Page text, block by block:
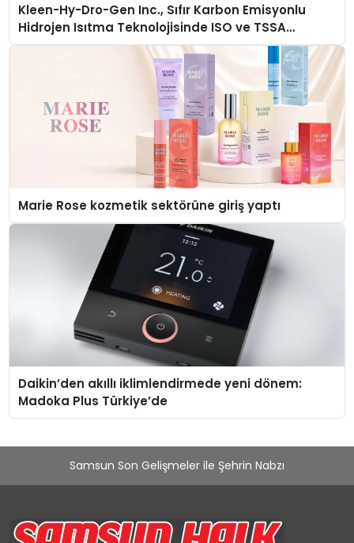
Kleen-Hy-Dro-Gen Inc., Sıfır Karbon Emisyonlu
Hidrojen Isıtma Teknolojisinde ISO ve TSSA
Düzenleyici Onaylarını Aldı
Marie Rose kozmetik sektörüne giriş yaptı
Daikin’den akıllı iklimlendirmede yeni dönem:
Madoka Plus Türkiye’de
Samsun Son Gelişmeler ile Şehrin Nabzı